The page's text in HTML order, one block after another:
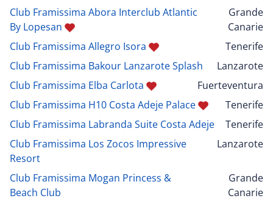
Club Framissima Abora Interclub Atlantic
By Lopesan
Grande
Canarie
Club Framissima Allegro Isora
Tenerife
Club Framissima Bakour Lanzarote Splash
Lanzarote
Club Framissima Elba Carlota
Fuerteventura
Club Framissima H10 Costa Adeje Palace
Tenerife
Club Framissima Labranda Suite Costa Adeje
Tenerife
Club Framissima Los Zocos Impressive
Resort
Lanzarote
Club Framissima Mogan Princess &
Beach Club
Grande
Canarie